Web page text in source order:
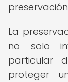
La
no solo
particular
proteger